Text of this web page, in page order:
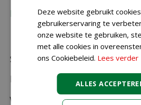
Recensies
Schrijf zelf een recensie over
licht grijs 1 kg"
Wij zijn benieuwd naar uw
Deze website gebruikt
gebruikerservaring te
onze website te gebruiken,
met alle cookies in
ons Cookiebeleid. Lees verder
ALLES